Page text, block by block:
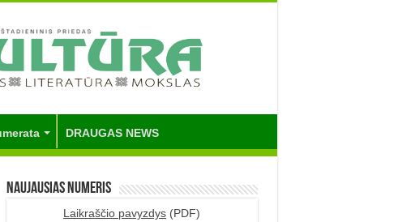
DRAUGAS NEWS
Naujausias numeris
Laikraščio pavyzdys (PDF)